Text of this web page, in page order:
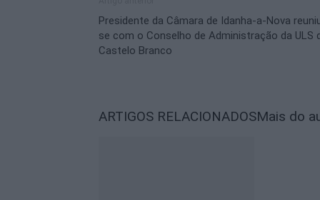
Presidente da Câmara de Idanha-a-Nova
se com o Conselho de Administração da ULS
Castelo Branco
ARTIGOS RELACIONADOSMais do